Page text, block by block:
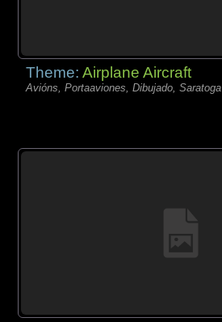
Theme:Airplane Aircraft
Avións, Portaaviones, Dibujado, Saratoga